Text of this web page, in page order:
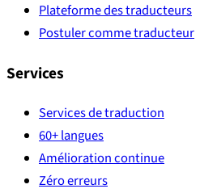
Plateforme des traducteurs
Postuler comme traducteur
Services
Services de traduction
60+ langues
Amélioration continue
Zéro erreurs